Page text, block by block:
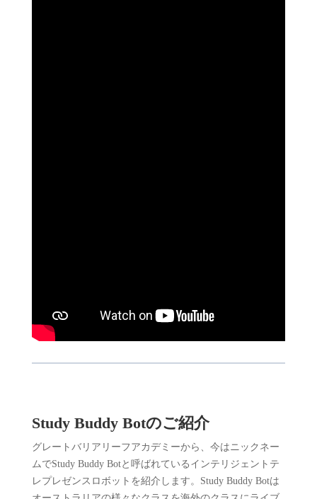
Study Buddy Botのご紹介
グレートバリアリーフアカデミーから、今はニックネー
ムでStudy Buddy Botと呼ばれているインテリジェントテ
レプレゼンスロボットを紹介します。Study Buddy Botは